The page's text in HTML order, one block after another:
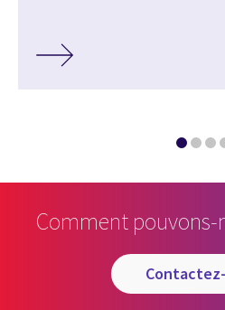
Comment pouvons-